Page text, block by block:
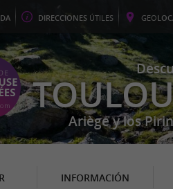
DIRECCIONES ÚTILES GEO
Ariège y los
INFORMACIÓN